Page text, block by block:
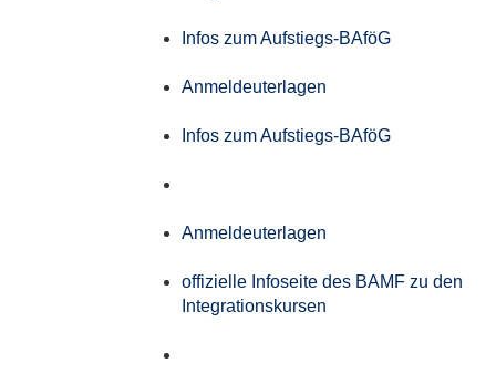
Infos zum Aufstiegs-BAföG
Anmeldeuterlagen
Infos zum Aufstiegs-BAföG
Anmeldeuterlagen
offizielle Infoseite des BAMF zu den
Integrationskursen